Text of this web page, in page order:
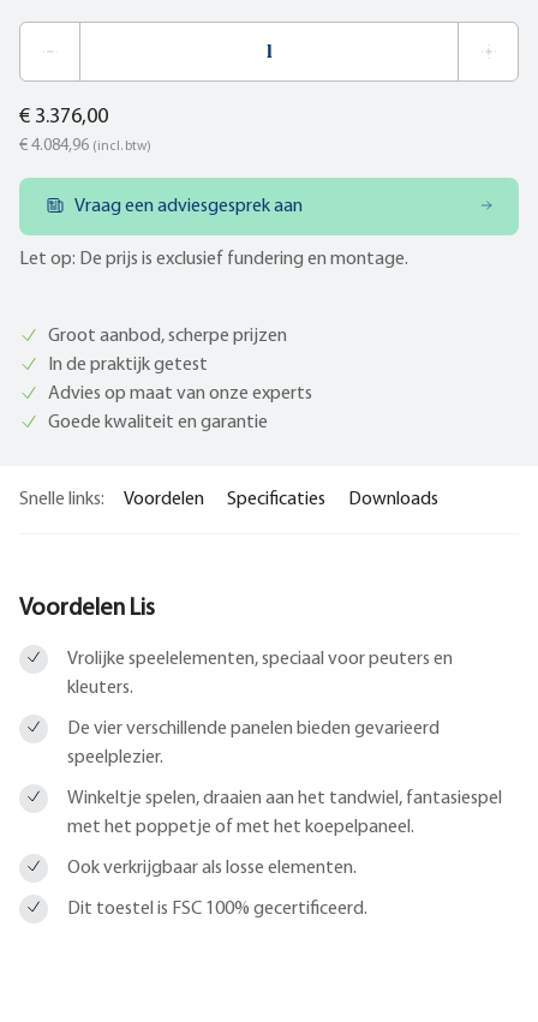
€ 3.376,00
€ 4.084,96 (incl. btw)
Vraag een adviesgesprek aan
Let op: De prijs is exclusief fundering en montage.
Groot aanbod, scherpe prijzen
In de praktijk getest
Advies op maat van onze experts
Goede kwaliteit en garantie
Snelle links: Voordelen Specificaties Downloads
Voordelen Lis
Vrolijke speelelementen, speciaal voor peuters en
kleuters.
De vier verschillende panelen bieden gevarieerd
speelplezier.
Winkeltje spelen, draaien aan het tandwiel, fantasiespel
met het poppetje of met het koepelpaneel.
Ook verkrijgbaar als losse elementen.
Dit toestel is FSC 100% gecertificeerd.